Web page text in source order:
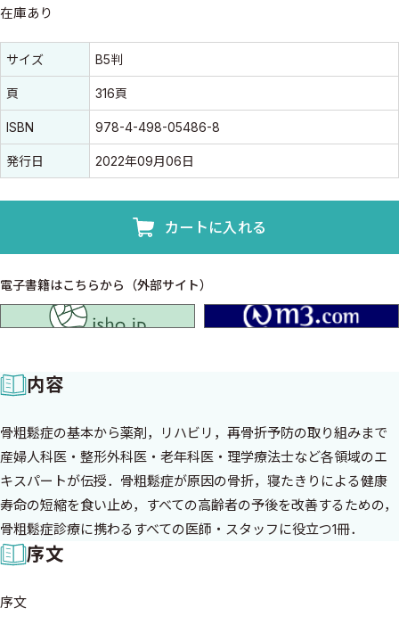
在庫あり
書誌情報
書誌情報
サイズ B5判
頁 316頁
ISBN 978-4-498-05486-8
発行日 2022年09月06日
カートに入れる
電子書籍はこちらから（外部サイト）
内容
骨粗鬆症の基本から薬剤，リハビリ，再骨折予防の取り組みまで
産婦人科医・整形外科医・老年科医・理学療法士など各領域のエ
キスパートが伝授．骨粗鬆症が原因の骨折，寝たきりによる健康
寿命の短縮を食い止め，すべての高齢者の予後を改善するための，
骨粗鬆症診療に携わるすべての医師・スタッフに役立つ1冊．
序文
序文